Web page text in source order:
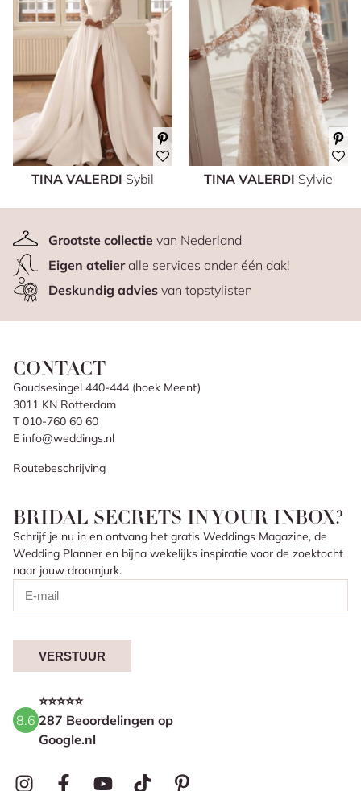
TINA VALERDI Sybil TINA VALERDI Sylvie
Grootste collectievan Nederland
Eigen atelieralle services onder één dak!
Deskundig adviesvan topstylisten
CONTACT
Goudsesingel 440-444 (hoek Meent)
3011 KN Rotterdam
T 010-760 60 60
E info@weddings.nl
Routebeschrijving
BRIDAL SECRETS IN YOUR INBOX?
Schrijf je nu in en ontvang het gratis Weddings Magazine, de
Wedding Planner en bijna wekelijks inspiratie voor de zoektocht
naar jouw droomjurk.
VERSTUUR
8.6
⭐⭐⭐⭐⭐
287 Beoordelingen op
Google.nl